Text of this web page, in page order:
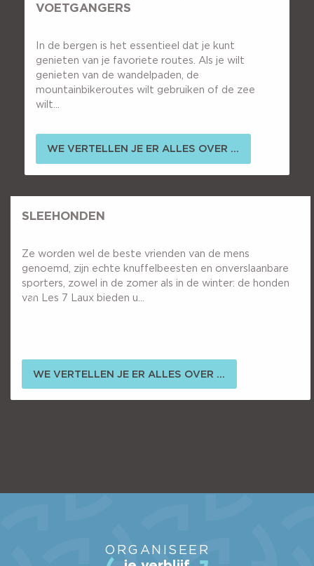
VOETGANGERS
In de bergen is het essentieel dat je kunt
genieten van je favoriete routes. Als je wilt
genieten van de wandelpaden, de
mountainbikeroutes wilt gebruiken of de zee
wilt...
WE VERTELLEN JE ER ALLES OVER ...
SLEEHONDEN
Ze worden wel de beste vrienden van de mens
genoemd, zijn echte knuffelbeesten en onverslaanbare
sporters, zowel in de zomer als in de winter: de honden
van Les 7 Laux bieden u...
WE VERTELLEN JE ER ALLES OVER ...
ORGANISEERHET STATION
ACTIVITEITEN